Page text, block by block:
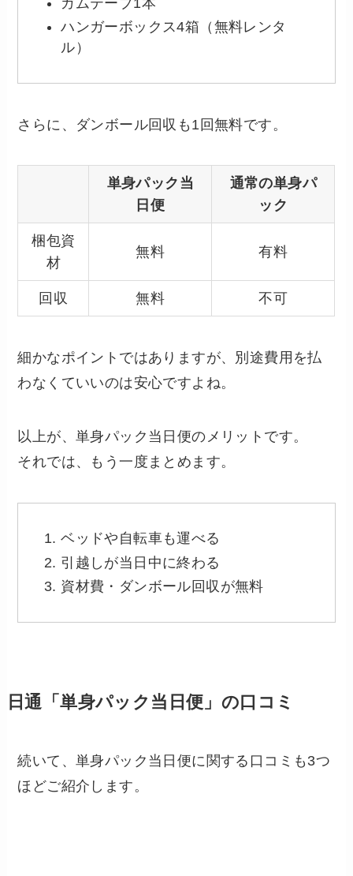
ガムテープ1本
ハンガーボックス4箱（無料レンタ
ル）
さらに、ダンボール回収も1回無料です。
単身パック当
日便
通常の単身パ
ック
梱包資
材
無料 有料
回収 無料 不可
細かなポイントではありますが、別途費用を払
わなくていいのは安心ですよね。
以上が、単身パック当日便のメリットです。
それでは、もう一度まとめます。
ベッドや自転車も運べる
引越しが当日中に終わる
資材費・ダンボール回収が無料
日通「単身パック当日便」の口コミ
続いて、単身パック当日便に関する口コミも3つ
ほどご紹介します。